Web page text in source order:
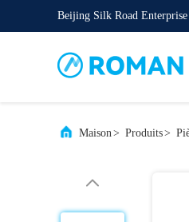
Beijing Silk Road
Maison> Produits>